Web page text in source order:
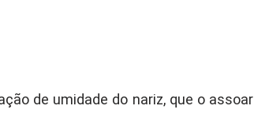
de umidade do nariz, que o assoar